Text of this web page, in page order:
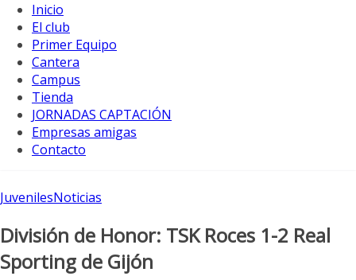
Inicio
El club
Primer Equipo
Cantera
Campus
Tienda
JORNADAS CAPTACIÓN
Empresas amigas
Contacto
JuvenilesNoticias
División de Honor: TSK Roces 1-2 Real
Sporting de Gijón